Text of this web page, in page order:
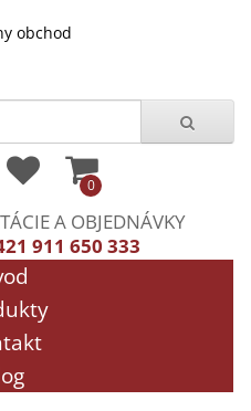
obchod
0
A OBJEDNÁVKY
911 650 333